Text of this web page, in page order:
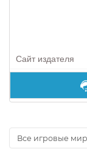
Сайт издателя